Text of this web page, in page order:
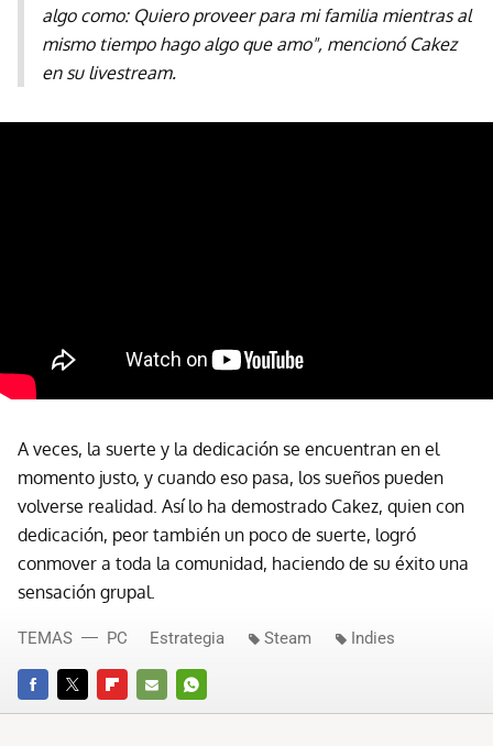
algo como: Quiero proveer para mi familia mientras al
mismo tiempo hago algo que amo", mencionó Cakez
en su livestream.
A veces, la suerte y la dedicación se encuentran en el
momento justo, y cuando eso pasa, los sueños pueden
volverse realidad. Así lo ha demostrado Cakez, quien con
dedicación, peor también un poco de suerte, logró
conmover a toda la comunidad, haciendo de su éxito una
sensación grupal.
FACEBOOKTWITTERFLIPBOARD
E-
WHATSAPP
TEMAS PC Estrategia Steam Indies